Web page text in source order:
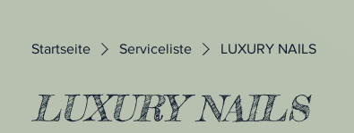
Startseite Serviceliste LUXURY NAILS
LUXURY NAILS